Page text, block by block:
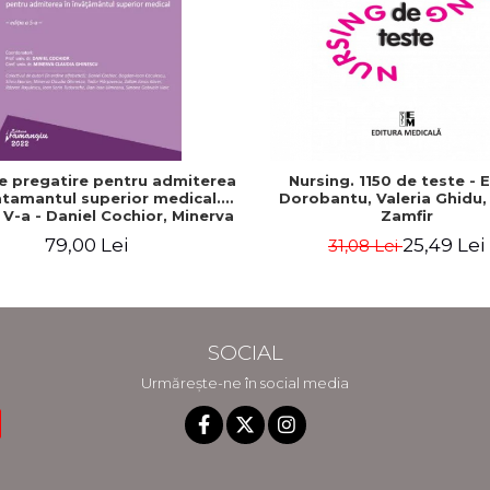
pregatire pentru admiterea
superior medical.
a - Daniel Cochior, Minerva
79,00 Lei
Nursing. 1150 de teste -
Dorobantu, Valeria Ghidu,
Zamfir
31,08 Lei25,49 Lei
SOCIAL
Urmărește-ne în social media